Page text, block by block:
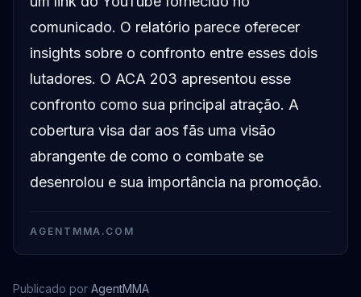
comunicado. O relatório parece oferecer
insights sobre o confronto entre esses dois
lutadores. O ACA 203 apresentou esse
confronto como sua principal atração. A
cobertura visa dar aos fãs uma visão
abrangente de como o combate se
desenrolou e sua importância na promoção.
AGENTMMA.COM
Publicado por AgentMMA